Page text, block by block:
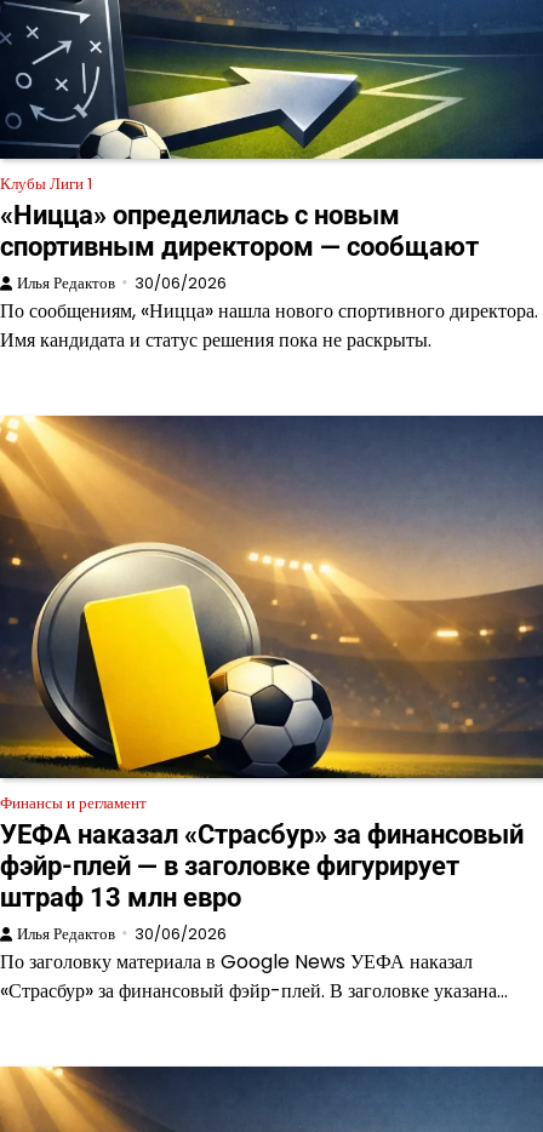
Клубы Лиги 1
«Ницца» определилась с новым
спортивным директором — сообщают
Илья Редактов 30/06/2026
По сообщениям, «Ницца» нашла нового спортивного директора.
Имя кандидата и статус решения пока не раскрыты.
Финансы и регламент
УЕФА наказал «Страсбур» за финансовый
фэйр-плей — в заголовке фигурирует
штраф 13 млн евро
Илья Редактов 30/06/2026
По заголовку материала в Google News УЕФА наказал
«Страсбур» за финансовый фэйр-плей. В заголовке указана…